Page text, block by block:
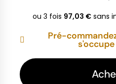
Pré-